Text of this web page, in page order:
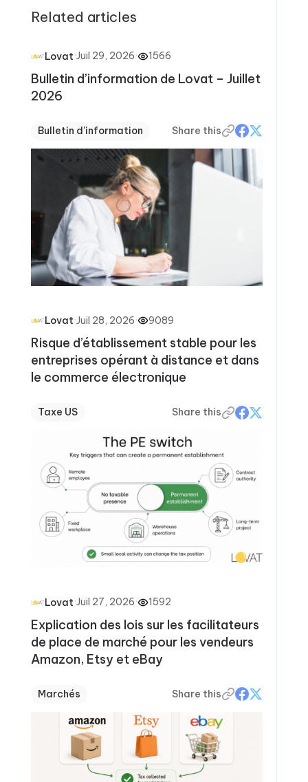
Related articles
Lovat·Juil 29, 2026· 1566
Bulletin d’information de Lovat – Juillet
2026
Bulletin d'information Share this
Lovat·Juil 28, 2026· 9089
Risque d’établissement stable pour les
entreprises opérant à distance et dans
le commerce électronique
Taxe US Share this
Lovat·Juil 27, 2026· 1592
Explication des lois sur les facilitateurs
de place de marché pour les vendeurs
Amazon, Etsy et eBay
Marchés Share this